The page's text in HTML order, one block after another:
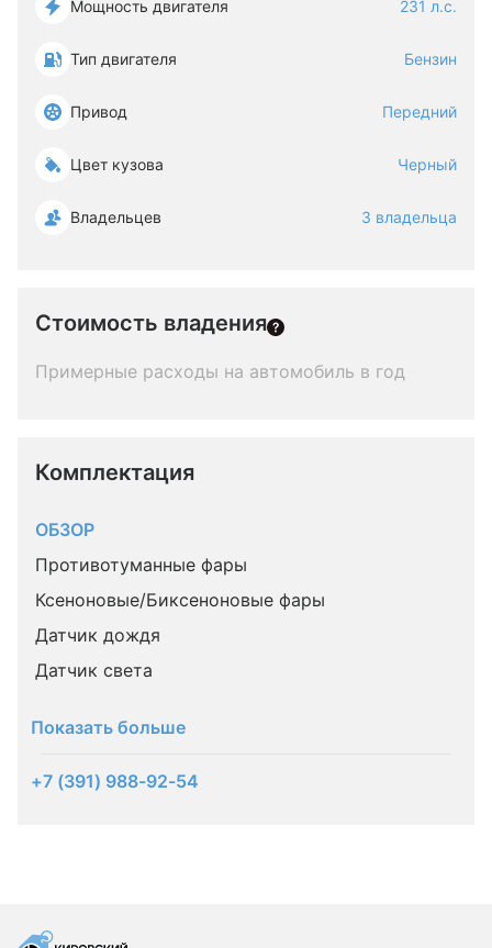
Мощность двигателя 231 л.с.
Тип двигателя Бензин
Привод Передний
Цвет кузова Черный
Владельцев 3 владельца
Стоимость владения
Примерные расходы на автомобиль в год
Комплектация
ОБЗОР
Противотуманные фары
Ксеноновые/Биксеноновые фары
Датчик дождя
Датчик света
Показать больше
+7 (391) 988-92-54